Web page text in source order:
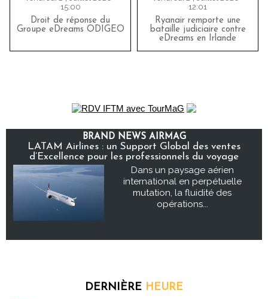
15:00
Droit de réponse du
Groupe eDreams ODIGEO
12:01
Ryanair remporte une
bataille judiciaire contre
eDreams en Irlande
BRAND NEWS AIRMAG
LATAM Airlines : un Support Global des ventes
d’Excellence pour les professionnels du voyage
Dans un paysage aérien
international en perpétuelle
mutation, la fluidité des
opérations...
DERNIÈRE HEURE